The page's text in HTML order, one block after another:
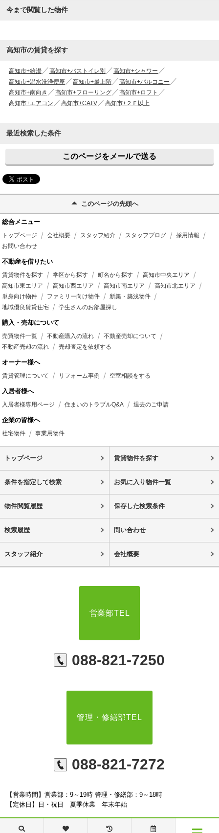
今まで閲覧した物件
高知市の賃貸を探す
高知市+給湯 高知市+バストイレ別
高知市+シャワー
高知市+温水洗浄便座
高知市+最上階
高知市+バルコニー
高知市+南向き
高知市+フローリング
高知市+ロフト
高知市+エアコン
高知市+CATV 高知市+２Ｆ以上
最近検索した条件
このページをメールで送る
このページの先頭へ
総合メニュー
トップページ 会社概要 スタッフ紹介 スタッフブログ
採用情報
お問い合わせ
不動産を借りたい
賃貸物件を探す 学区から探す 町名から探す
高知市中央エリア
高知市東エリア
高知市西エリア 高知市南エリア
高知市北エリア
単身向け物件
ファミリー向け物件
新築・築浅物件
地域優良賃貸住宅
学生さんのお部屋探し
購入・売却について
売買物件一覧 不動産購入の流れ
不動産売却について
不動産売却の流れ
売却査定を依頼する
オーナー様へ
賃貸管理について リフォーム事例 空室相談をする
入居者様へ
入居者様専用ページ 住まいのトラブルQ&A 退去のご申請
企業の皆様へ
社宅物件 事業用物件
トップページ 賃貸物件を探す
条件を指定して検索 お気に入り物件一覧
物件閲覧履歴 保存した検索条件
検索履歴 問い合わせ
スタッフ紹介 会社概要
営業部TEL
088-821-7250
管理・修繕部TEL
088-821-7272
【営業時間】営業部：9～19時 管理・修繕部：9～18時
【定休日】日・祝日 夏季休業 年末年始